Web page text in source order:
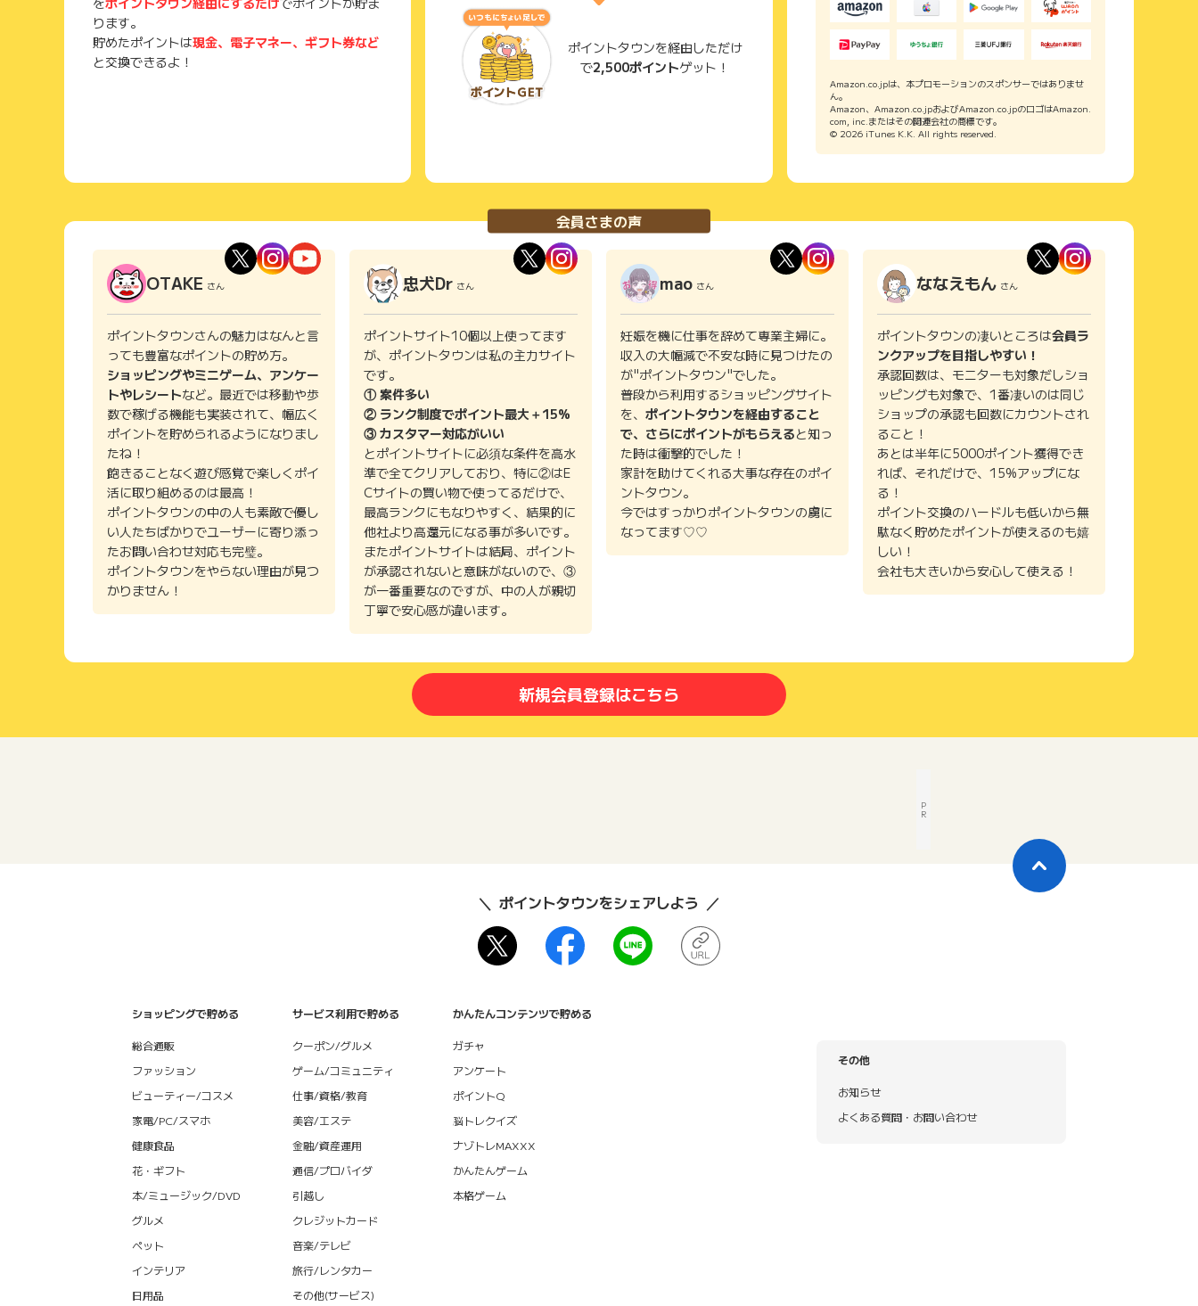
ります。
貯めたポイントは現金、電子マネー、ギフト券など
と交換できるよ！
ポイントタウンを経由しただけ
で2,500ポイントゲット！
Amazon.co.jpは、本プロモーションのスポンサーではありませ
ん。
Amazon、Amazon.co.jpおよびAmazon.co.jpのロゴはAmazon.
com, inc.またはその関連会社の商標です。
© 2026 iTunes K.K. All rights reserved.
会員さまの声
OTAKE さん
ポイントタウンさんの魅力はなんと言
っても豊富なポイントの貯め方。
ショッピングやミニゲーム、アンケー
トやレシートなど。最近では移動や歩
数で稼げる機能も実装されて、幅広く
ポイントを貯められるようになりまし
たね！
飽きることなく遊び感覚で楽しくポイ
活に取り組めるのは最高！
ポイントタウンの中の人も素敵で優し
い人たちばかりでユーザーに寄り添っ
たお問い合わせ対応も完璧。
ポイントタウンをやらない理由が見つ
かりません！
忠犬Dr さん
ポイントサイト10個以上使ってます
が、ポイントタウンは私の主力サイト
です。
① 案件多い
② ランク制度でポイント最大＋15%
③ カスタマー対応がいい
とポイントサイトに必須な条件を高水
準で全てクリアしており、特に②はE
Cサイトの買い物で使ってるだけで、
最高ランクにもなりやすく、結果的に
他社より高還元になる事が多いです。
またポイントサイトは結局、ポイント
が承認されないと意味がないので、③
が一番重要なのですが、中の人が親切
丁寧で安心感が違います。
mao さん
妊娠を機に仕事を辞めて専業主婦に。
収入の大幅減で不安な時に見つけたの
が"ポイントタウン"でした。
普段から利用するショッピングサイト
を、 ポイントタウンを経由すること
で、さらにポイントがもらえると知っ
た時は衝撃的でした！
家計を助けてくれる大事な存在のポイ
ントタウン。
今ではすっかりポイントタウンの虜に
なってます♡♡
ななえもん さん
ポイントタウンの凄いところは会員ラ
ンクアップを目指しやすい！
承認回数は、モニターも対象だしショ
ッピングも対象で、1番凄いのは同じ
ショップの承認も回数にカウントされ
ること！
あとは半年に5000ポイント獲得でき
れば、それだけで、15%アップにな
る！
ポイント交換のハードルも低いから無
駄なく貯めたポイントが使えるのも嬉
しい！
会社も大きいから安心して使える！
新規会員登録はこちら
P
R
ポイントタウンをシェアしよう
ショッピングで貯める
総合通販
ファッション
ビューティー/コスメ
家電/PC/スマホ
健康食品
花・ギフト
本/ミュージック/DVD
グルメ
ペット
インテリア
日用品
サービス利用で貯める
クーポン/グルメ
ゲーム/コミュニティ
仕事/資格/教育
美容/エステ
金融/資産運用
通信/プロバイダ
引越し
クレジットカード
音楽/テレビ
旅行/レンタカー
その他(サービス)
かんたんコンテンツで貯める
ガチャ
アンケート
ポイントQ
脳トレクイズ
ナゾトレMAXXX
かんたんゲーム
本格ゲーム
その他
お知らせ
よくある質問・お問い合わせ